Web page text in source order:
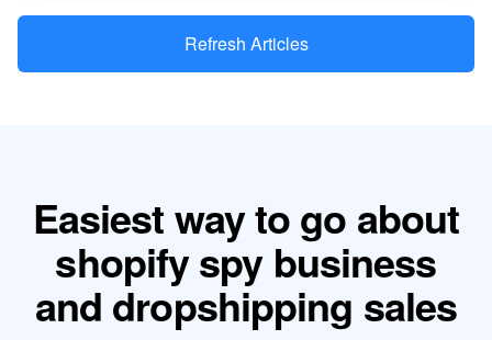
Refresh Articles
Easiest way to go about
shopify spy business
and dropshipping sales